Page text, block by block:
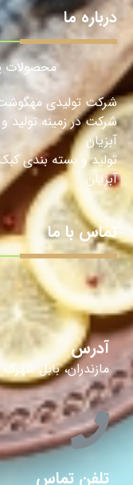
درباره ما
محصولات
شرکت تولیدی مهگوشت
شرکت در زمینه تولید
آبزیان
تولید و بسته بندی
آبزیان.
تماس با ما
آدرس
مازندران، بابل
تلفن تماس